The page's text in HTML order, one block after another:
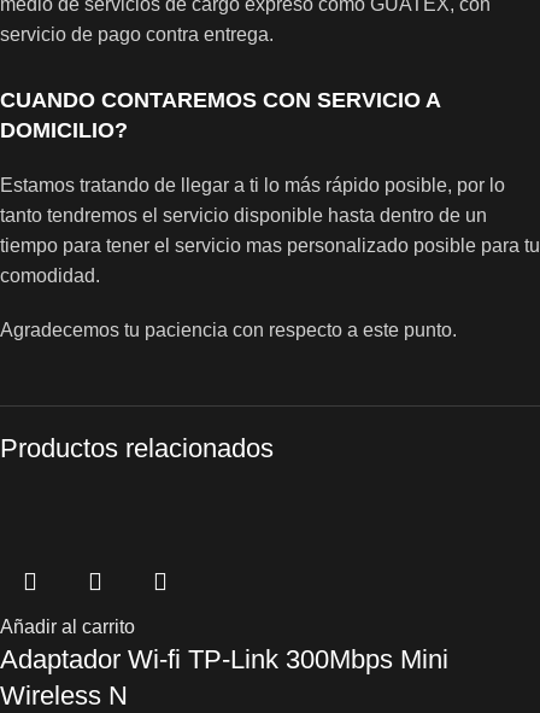
medio de servicios de cargo expreso como GUATEX, con
servicio de pago contra entrega.
CUANDO CONTAREMOS CON SERVICIO A
DOMICILIO?
Estamos tratando de llegar a ti lo más rápido posible, por lo
tanto tendremos el servicio disponible hasta dentro de un
tiempo para tener el servicio mas personalizado posible para tu
comodidad.
Agradecemos tu paciencia con respecto a este punto.
Productos relacionados
Añadir al carrito
Adaptador Wi-fi TP-Link 300Mbps Mini
Wireless N